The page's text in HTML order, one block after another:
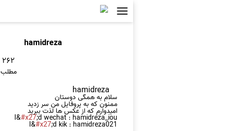
hamidreza
۲۶۲
مطلب
hamidreza
سلام به همگی دوستان
ممنون که به پروفایل من سر زدید
امیدوارم که از عکس ها لذت ببرید
I&#x27;d wechat : hamidreza_iou
I&#x27;d kik : hamidreza021